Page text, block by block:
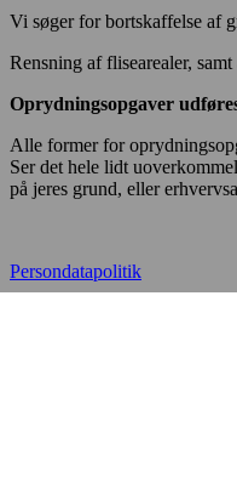
Vi søger for bortskaffelse af
Rensning af flisearealer,
Oprydningsopgaver
Alle former for
Ser det hele lidt
på jeres grund, eller
Persondatapolitik